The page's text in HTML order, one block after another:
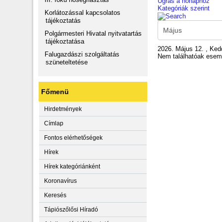
Korlátozással kapcsolatos
tájékoztatás
Polgármesteri Hivatal nyitvatartás
tájékoztatása
Falugazdászi szolgáltatás
szüneteltetése
Főmenü
Hirdetmények
Címlap
Fontos elérhetőségek
Hírek
Hírek kategóriánként
Koronavírus
Keresés
Tápiószőlősi Híradó
Kategóriák szerint
2026. Május 12. ,
Nem találhatóak